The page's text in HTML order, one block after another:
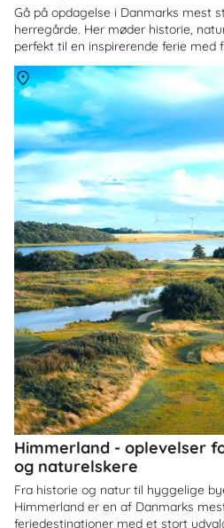
Gå på opdagelse i Danmarks mest
herregårde. Her møder historie,
perfekt til en inspirerende ferie med
Himmerland - oplevelser
og naturelskere
Fra historie og natur til hyggelige
Himmerland er en af Danmarks
feriedestinationer med et stort
Om Himmerland